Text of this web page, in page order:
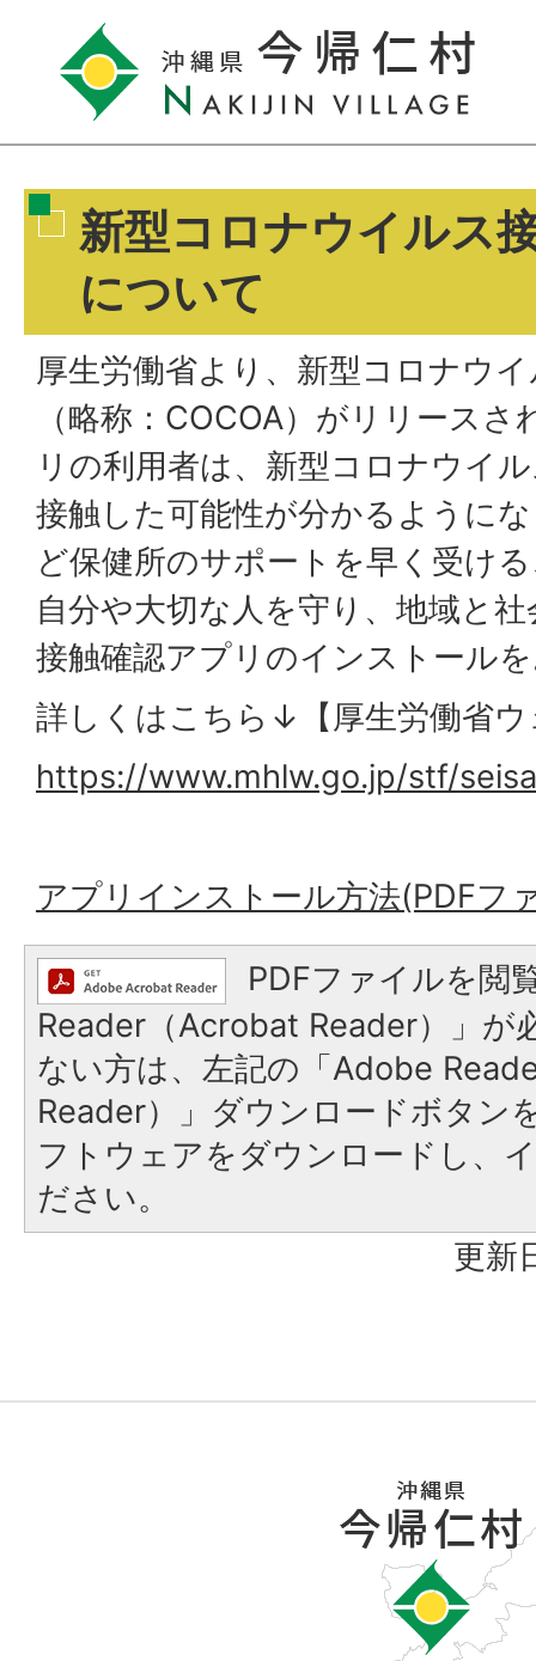
新型コロナウイルス
について
厚生労働省より、新型コロナウ
（略称：COCOA）がリリース
リの利用者は、新型コロナウイ
接触した可能性が分かるように
ど保健所のサポートを早く受け
自分や大切な人を守り、地域と
接触確認アプリのインストール
詳しくはこちら↓【厚生労働省
https://www.mhlw.go.jp/stf/
アプリインストール方法(PDFフ
PDFファイルを閲
Reader（Acrobat Reader）」が
ない方は、左記の「Adobe
Reader）」ダウンロードボタン
フトウェアをダウンロードし、
ださい。
更新